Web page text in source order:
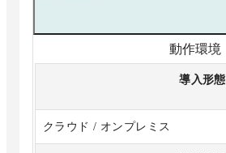
動作環境
導入形態
クラウド / オンプレミス